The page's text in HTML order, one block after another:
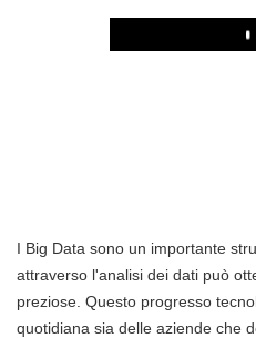
I Big Data sono un importante
attraverso l'analisi dei dati può
preziose. Questo progresso
quotidiana sia delle aziende che